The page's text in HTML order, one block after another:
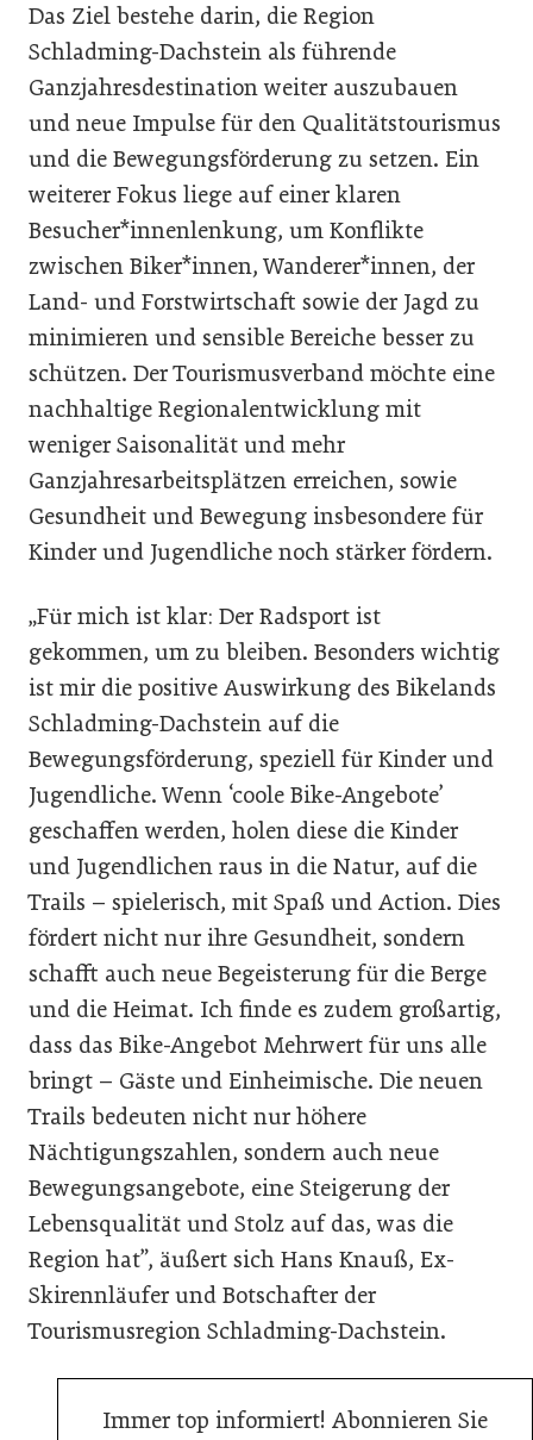
Das Ziel bestehe darin, die Region
Schladming-Dachstein als führende
Ganzjahresdestination weiter auszubauen
und neue Impulse für den Qualitätstourismus
und die Bewegungsförderung zu setzen. Ein
weiterer Fokus liege auf einer klaren
Besucher*innenlenkung, um Konflikte
zwischen Biker*innen, Wanderer*innen, der
Land- und Forstwirtschaft sowie der Jagd zu
minimieren und sensible Bereiche besser zu
schützen. Der Tourismusverband möchte eine
nachhaltige Regionalentwicklung mit
weniger Saisonalität und mehr
Ganzjahresarbeitsplätzen erreichen, sowie
Gesundheit und Bewegung insbesondere für
Kinder und Jugendliche noch stärker fördern.
„Für mich ist klar: Der Radsport ist
gekommen, um zu bleiben. Besonders wichtig
ist mir die positive Auswirkung des Bikelands
Schladming-Dachstein auf die
Bewegungsförderung, speziell für Kinder und
Jugendliche. Wenn ‘coole Bike-Angebote’
geschaffen werden, holen diese die Kinder
und Jugendlichen raus in die Natur, auf die
Trails – spielerisch, mit Spaß und Action. Dies
fördert nicht nur ihre Gesundheit, sondern
schafft auch neue Begeisterung für die Berge
und die Heimat. Ich finde es zudem großartig,
dass das Bike-Angebot Mehrwert für uns alle
bringt – Gäste und Einheimische. Die neuen
Trails bedeuten nicht nur höhere
Nächtigungszahlen, sondern auch neue
Bewegungsangebote, eine Steigerung der
Lebensqualität und Stolz auf das, was die
Region hat”, äußert sich Hans Knauß, Ex-
Skirennläufer und Botschafter der
Tourismusregion Schladming-Dachstein.
Immer top informiert! Abonnieren Sie